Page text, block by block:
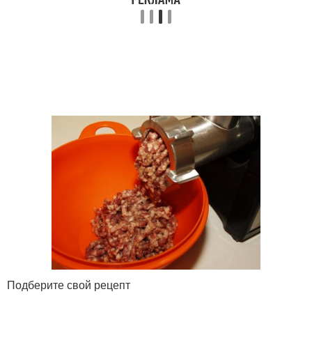
Подберите свой рецепт